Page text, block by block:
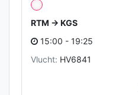
RTM → KGS
15:00 - 19:25
Vlucht: HV6841